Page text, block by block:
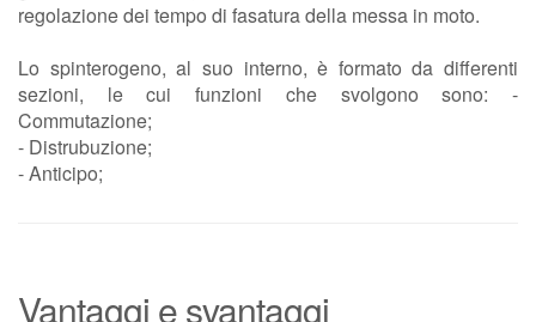
regolazione dei tempo di fasatura della messa in moto.
Lo spinterogeno, al suo interno, è formato da differenti
sezioni, le cui funzioni che svolgono sono: -
Commutazione;
- Distrubuzione;
- Anticipo;
Vantaggi e svantaggi